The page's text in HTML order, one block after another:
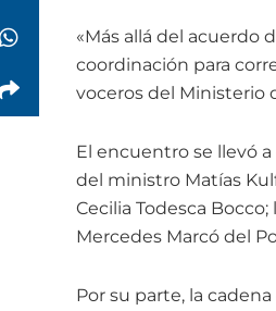
«Más allá del acuerdo
coordinación para
voceros del Ministerio
El encuentro se llevó
del ministro Matías
Cecilia Todesca
Mercedes Marcó del
Por su parte, la